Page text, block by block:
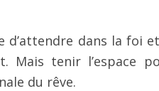
dans la foi
Mais tenir l’espace
du rêve.